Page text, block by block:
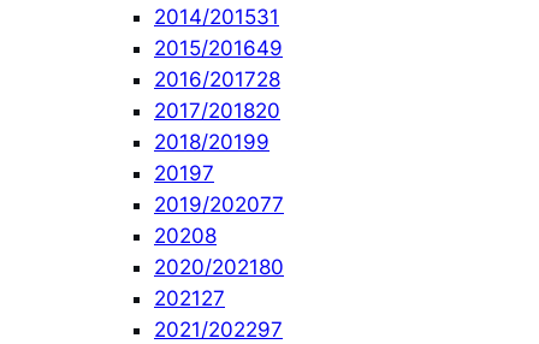
2014/201531
2015/201649
2016/201728
2017/201820
2018/20199
20197
2019/202077
20208
2020/202180
202127
2021/202297